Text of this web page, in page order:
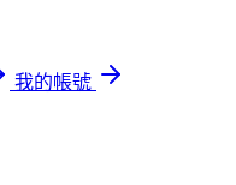
我的帳號